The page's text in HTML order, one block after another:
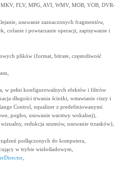
FLV, MPG, AVI, WMV, MOB, VOB, DVR-
usuwanie zaznaczonych fragmentów,
cofanie i powtarzanie operacji, zapisywanie i
plików (format, bitrate, częstotliwość
w pełni konfigurowalnych efektów i filtrów
długości trwania ścieżki, wstawianie ciszy i
Control, equalizer z predefiniowanymi
pogłos, usuwanie warstwy wokalnej),
redukcja szumów, usuwanie trzasków),
podłączonych do komputera,
w trybie wielośladowym,
,